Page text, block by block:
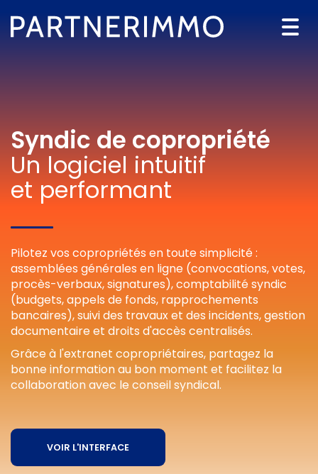
Syndic de copropriété
Un logiciel intuitif
et performant
Pilotez vos copropriétés en toute simplicité :
assemblées générales en ligne (convocations, votes,
procès-verbaux, signatures), comptabilité syndic
(budgets, appels de fonds, rapprochements
bancaires), suivi des travaux et des incidents, gestion
documentaire et droits d'accès centralisés.
Grâce à l'extranet copropriétaires, partagez la
bonne information au bon moment et facilitez la
collaboration avec le conseil syndical.
VOIR L'INTERFACE